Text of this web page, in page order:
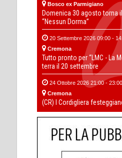
Bosco ex Parmigiano
Domenica 30 agosto torna
“Nessun Dorma”
20 Settembre 2026 09:00 -
Cremona
Tutto pronto per “LMC - La
terra il 20 settembre
24 Ottobre 2026 21:00 - 23:00
Cremona
(CR) I Cordigliera